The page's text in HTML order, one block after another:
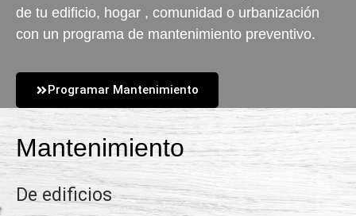
Mantenimiento
De edificios
de tu edificio, hogar , comunidad o urbanización
con un programa de mantenimiento preventivo.
Programar Mantenimiento